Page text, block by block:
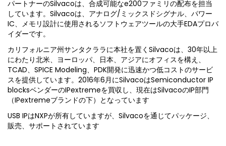
パートナーのSilvacoは、合成可能なe200ファミリの配布を担当
しています。Silvacoは、アナログ/ミックスドシグナル、パワー
IC、メモリ設計に使用されるソフトウェアツールの大手EDAプロバ
イダーです。
カリフォルニア州サンタクララに本社を置くSilvacoは、30年以上
にわたり北米、ヨーロッパ、日本、アジアにオフィスを構え、
TCAD、SPICE Modeling、PDK開発に迅速かつ低コストのサービ
スを提供しています。2016年6月にSilvacoはSemiconductor IP
blocksベンダーのIPextremeを買収し、現在はSilvacoのIP部門
（IPextremeブランドの下）となっています
USB IPはNXPが所有していますが、Silvacoを通じてパッケージ、
販売、サポートされています